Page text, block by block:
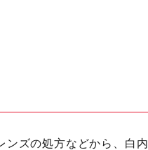
ンズの処方などから、白内